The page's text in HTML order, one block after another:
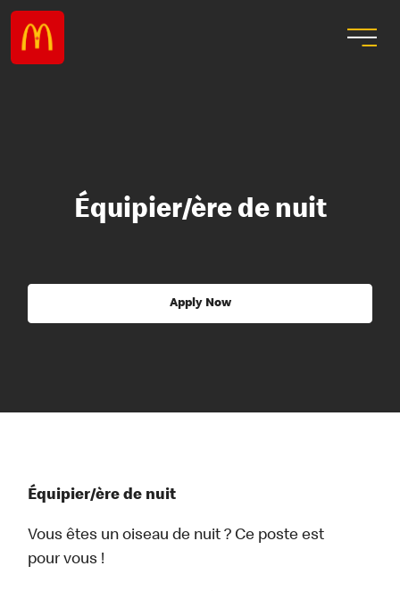
Équipier/ère de nuit
Apply Now
Équipier/ère de nuit
Vous êtes un oiseau de nuit ? Ce poste est
pour vous !